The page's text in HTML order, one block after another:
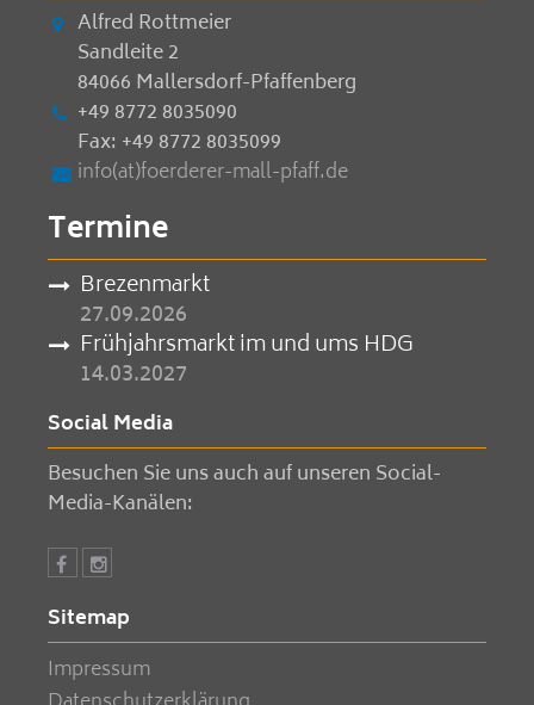
Alfred Rottmeier
Sandleite 2
84066 Mallersdorf-Pfaffenberg
+49 8772 8035090
Fax: +49 8772 8035099
info(at)foerderer-mall-pfaff.de
Termine
Brezenmarkt
27.09.2026
Frühjahrsmarkt im und ums HDG
14.03.2027
Social Media
Besuchen Sie uns auch auf unseren Social-
Media-Kanälen:
Sitemap
Impressum